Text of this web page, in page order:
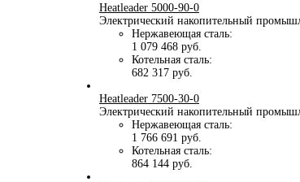
Heatleader 5000-90-0
Электрический накопительный
Нержавеющая сталь:
1 079 468 руб.
Котельная сталь:
682 317 руб.
Heatleader 7500-30-0
Электрический накопительный
Нержавеющая сталь:
1 766 691 руб.
Котельная сталь:
864 144 руб.